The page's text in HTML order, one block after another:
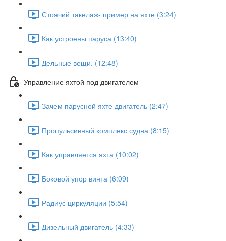
Стоячий такелаж- пример на яхте (3:24)
Как устроены паруса (13:40)
Дельные вещи. (12:48)
Управление яхтой под двигателем
Зачем парусной яхте двигатель (2:47)
Пропульсивный комплекс судна (8:15)
Как управляется яхта (10:02)
Боковой упор винта (6:09)
Радиус циркуляции (5:54)
Дизельный двигатель (4:33)